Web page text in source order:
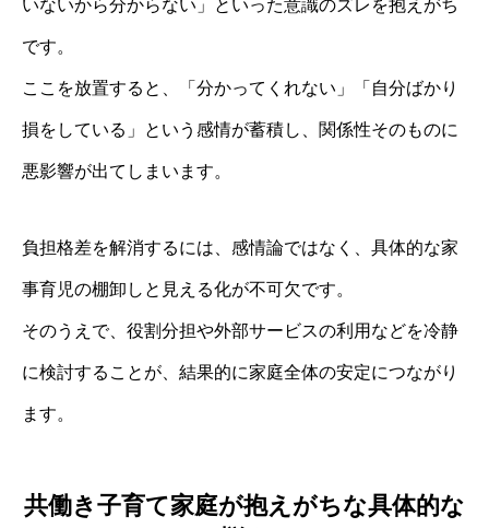
いないから分からない」といった意識のズレを抱えがち
です。
ここを放置すると、「分かってくれない」「自分ばかり
損をしている」という感情が蓄積し、関係性そのものに
悪影響が出てしまいます。
負担格差を解消するには、感情論ではなく、具体的な家
事育児の棚卸しと見える化が不可欠です。
そのうえで、役割分担や外部サービスの利用などを冷静
に検討することが、結果的に家庭全体の安定につながり
ます。
共働き子育て家庭が抱えがちな具体的な